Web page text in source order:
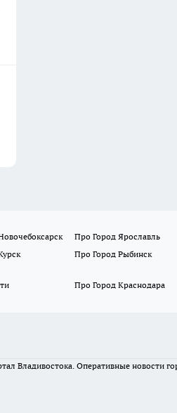
Про Город Ярославль
Про Город Рыбинск
Про Город Краснодара
Владивостока. Оперативные новости